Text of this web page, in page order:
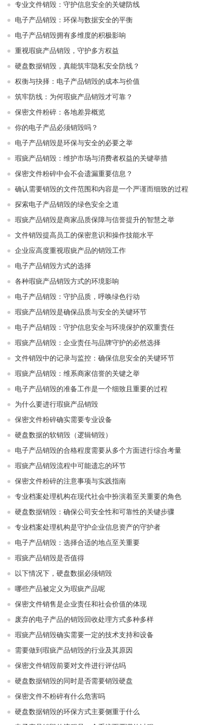
专业文件销毁：守护信息安全的关键防线
电子产品销毁：环保与数据安全的平衡
电子产品销毁拥有多维度的积极影响
重视瑕疵产品销毁，守护多方权益
硬盘数据销毁，真能筑牢隐私安全防线？
权衡与抉择：电子产品销毁的成本与价值
筑牢防线：为何瑕疵产品销毁才可靠？
保密文件粉碎：各地差异概览
你的电子产品必须销毁吗？
电子产品销毁是环保与安全的必要之举​ ​
瑕疵产品销毁：维护市场与消费者权益的关键举措​ ​
保密文件粉碎中会不会遗漏重要信息？
确认需要销毁的文件范围和内容是一个严谨而细致的过程
探索电子产品销毁的绿色安全之道
瑕疵产品销毁是商家品质保障与信誉提升的智慧之举
文件销毁提高员工的保密意识和操作技能水平
企业应高度重视瑕疵产品的销毁工作
电子产品销毁方式的选择
各种瑕疵产品销毁方式的环境影响
电子产品销毁：守护品质，呼唤绿色行动
瑕疵产品销毁是确保品质与安全的关键环节
电子产品销毁：守护信息安全与环境保护的双重责任
瑕疵产品销毁：企业责任与品牌守护的必然选择
文件销毁中的记录与监控：确保信息安全的关键环节
瑕疵产品销毁：维系商家信誉的关键之举
电子产品销毁的准备工作是一个细致且重要的过程
为什么要进行瑕疵产品销毁
保密文件粉碎确实需要专业设备
硬盘数据的软销毁（逻辑销毁）
电子产品销毁的合格程度需要从多个方面进行综合考量
瑕疵产品销毁流程中可能遗忘的环节
保密文件粉碎的注意事项与实践指南
专业档案处理机构在现代社会中扮演着至关重要的角色
硬盘数据销毁：确保公司安全性和可靠性的关键步骤
专业档案处理机构是守护企业信息资产的守护者
电子产品销毁：选择合适的地点至关重要
瑕疵产品销毁是否值得
以下情况下，硬盘数据必须销毁
哪些产品被定义为瑕疵产品呢
保密文件销售是企业责任和社会价值的体现
废弃的电子产品的销毁回收处理方式多种多样
瑕疵产品销毁确实需要一定的技术支持和设备
需要做到瑕疵产品销毁的行业及其原因
保密文件销毁前要对文件进行评估吗
硬盘数据销毁的同时是否需要销毁硬盘
保密文件不粉碎有什么危害吗
硬盘数据销毁的环保方式主要侧重于什么